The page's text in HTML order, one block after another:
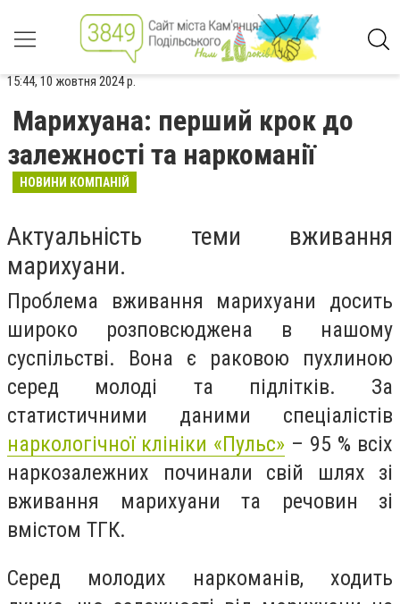
15:44, 10 жовтня 2024 р.
Марихуана: перший крок до
залежності та наркоманії
НОВИНИ КОМПАНІЙ
Актуальність теми вживання
марихуани.
Проблема вживання марихуани досить
широко розповсюджена в нашому
суспільстві. Вона є раковою пухлиною
серед молоді та підлітків. За
статистичними даними спеціалістів
наркологічної клініки «Пульс» – 95 % всіх
наркозалежних починали свій шлях зі
вживання марихуани та речовин зі
вмістом ТГК.
Серед молодих наркоманів, ходить